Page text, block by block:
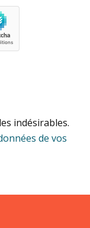
indésirables.
de vos